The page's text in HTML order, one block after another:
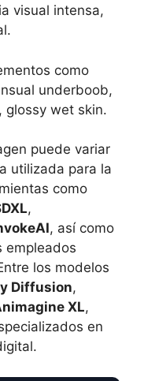
visual intensa,
como
underboob,
glossy wet skin.
puede variar
utilizada para la
como
,
, así como
empleados
los modelos
Diffusion,
XL,
en